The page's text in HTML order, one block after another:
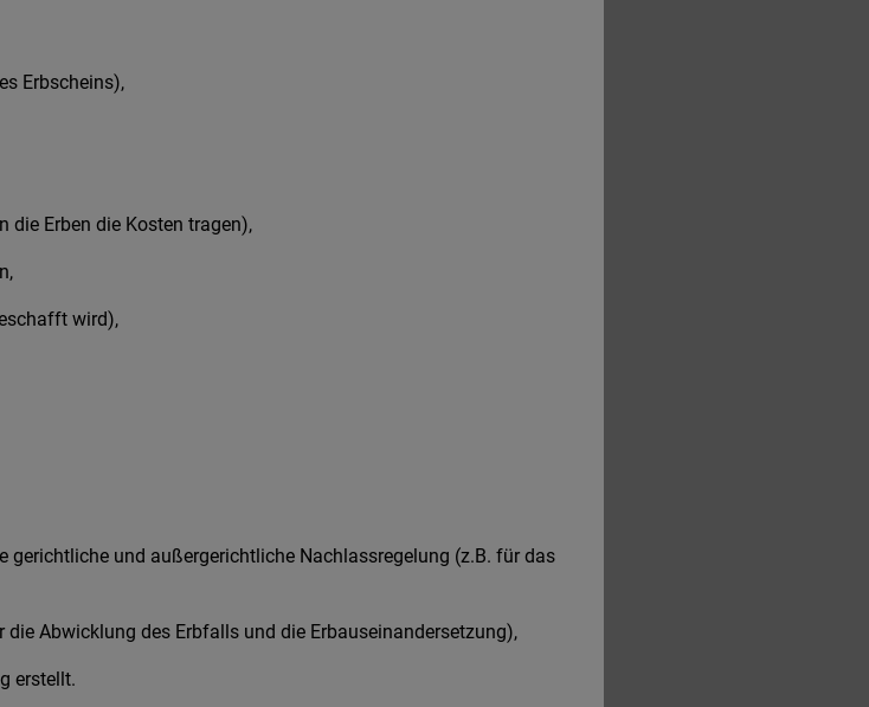
Erbscheins),
die Erben die Kosten tragen),
wird),
gerichtliche und außergerichtliche Nachlassregelung (z.B. für das
Abwicklung des Erbfalls und die Erbauseinandersetzung),
erstellt.